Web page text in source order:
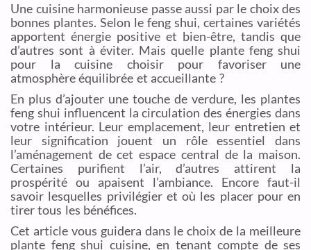
Une cuisine harmonieuse passe aussi par le choix des
bonnes plantes. Selon le feng shui, certaines variétés
apportent énergie positive et bien-être, tandis que
d’autres sont à éviter. Mais quelle plante feng shui
pour la cuisine choisir pour favoriser une
atmosphère équilibrée et accueillante ?
En plus d’ajouter une touche de verdure, les plantes
feng shui influencent la circulation des énergies dans
votre intérieur. Leur emplacement, leur entretien et
leur signification jouent un rôle essentiel dans
l’aménagement de cet espace central de la maison.
Certaines purifient l’air, d’autres attirent la
prospérité ou apaisent l’ambiance. Encore faut-il
savoir lesquelles privilégier et où les placer pour en
tirer tous les bénéfices.
Cet article vous guidera dans le choix de la meilleure
plante feng shui cuisine, en tenant compte de ses